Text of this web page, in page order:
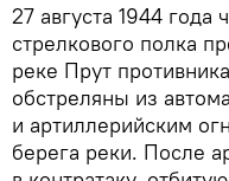
27 августа 1944 года
стрелкового полка
реке Прут
обстреляны из
и артиллерийским
берега реки. После